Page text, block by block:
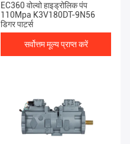
EC360 वोल्वो हाइड्रोलिक पंप
110Mpa K3V180DT-9N56
डिगर पार्ट्स
सर्वोत्तम मूल्य प्राप्त करें